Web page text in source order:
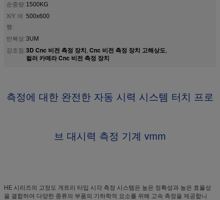
순중량: 1500KG
X/Y 여
행:
500x600
반복성:3UM
강조점:3D Cnc 비전 측정 장치, Cnc 비전 측정 장치 고해상도,
컬러 카메라 Cnc 비전 측정 장치
측정에 대한 완전한 자동 시력 시스템 터치 프로
브 대시력 측정 기계 vmm
HE 시리즈의 고정도 게트리 타입 시각 측정 시스템은 높은 정확성과 높은 효율성
을 결합하여 다양한 종류의 부품의 기하학적 요소를 위해 고속 측정을 제공합니